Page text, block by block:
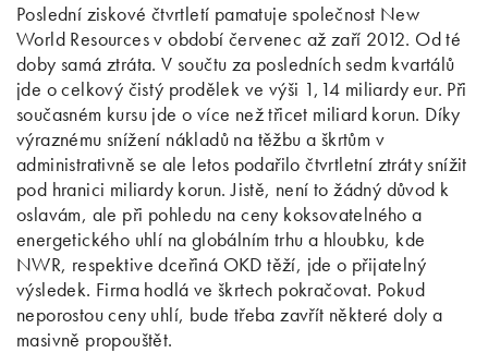
Poslední ziskové čtvrtletí pamatuje společnost New
World Resources v období červenec až zaří 2012. Od té
doby samá ztráta. V součtu za posledních sedm kvartálů
jde o celkový čistý prodělek ve výši 1,14 miliardy eur. Při
současném kursu jde o více než třicet miliard korun. Díky
výraznému snížení nákladů na těžbu a škrtům v
administrativně se ale letos podařilo čtvrtletní ztráty snížit
pod hranici miliardy korun. Jistě, není to žádný důvod k
oslavám, ale při pohledu na ceny koksovatelného a
energetického uhlí na globálním trhu a hloubku, kde
NWR, respektive dceřiná OKD těží, jde o přijatelný
výsledek. Firma hodlá ve škrtech pokračovat. Pokud
neporostou ceny uhlí, bude třeba zavřít některé doly a
masivně propouštět.